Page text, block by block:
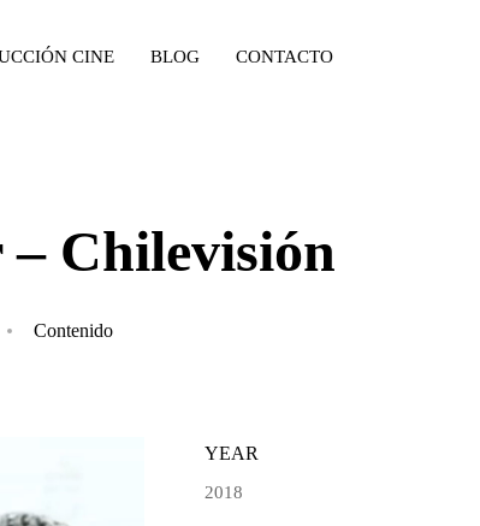
CINE BLOG CONTACTO
– Chilevisión
Contenido
YEAR
2018